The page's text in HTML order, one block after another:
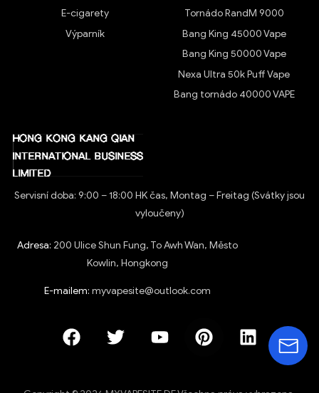
E-cigarety
Výparník
Tornádo RandM 9000
Bang King 45000 Vape
Bang King 50000 Vape
Nexa Ultra 50k Puff Vape
Bang tornádo 40000 VAPE
Servisní doba: 9:00 – 18:00 HK čas, Montag – Freitag (Svátky jsou
vyloučeny)
Adresa: 200 Ulice Shun Fung, To Awh Wan, Město
Kowlin, Hongkong
E-mailem: myvapesite@outlook.com